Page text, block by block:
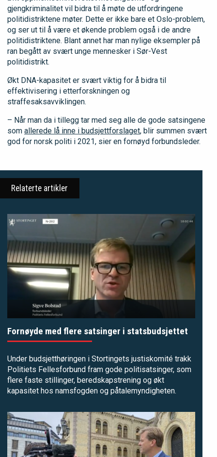
gjengkriminalitet vil bidra til å møte de utfordringene
politidistriktene møter. Dette er ikke bare et Oslo-problem,
og ser ut til å være et økende problem også i de andre
politidistriktene. Blant annet har man nylige eksempler på
ran begått av svært unge mennesker i Sør-Vest
politidistrikt.
Økt DNA-kapasitet er svært viktig for å bidra til
effektivisering i etterforskningen og
straffesaksavviklingen.
– Når man da i tillegg tar med seg alle de gode satsingene
som allerede lå inne i budsjettforslaget, blir summen svært
god for norsk politi i 2021, sier en fornøyd forbundsleder.
Relaterte artikler
Fornøyde med flere satsinger i statsbudsjettet
Under budsjetthøringen i Stortingets justiskomité trakk
Politiets Fellesforbund fram gode politisatsinger, som
flere faste stillinger, beredskapstrening og økt
kapasitet hos namsfogden og påtalemyndigheten.